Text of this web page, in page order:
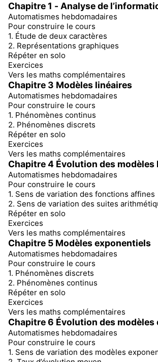
Chapitre 1 - Analyse de
Automatismes hebdomadaires
Pour construire le cours
1. Étude de deux caractères
2. Représentations graphiques
Répéter en solo
Exercices
Vers les maths complémentaires
Chapitre 3 Modèles linéaires
Automatismes hebdomadaires
Pour construire le cours
1. Phénomènes continus
2. Phénomènes discrets
Répéter en solo
Exercices
Vers les maths complémentaires
Chapitre 4 Évolution des modèles
Automatismes hebdomadaires
Pour construire le cours
1. Sens de variation des fonctions affines
2. Sens de variation des suites
Répéter en solo
Exercices
Vers les maths complémentaires
Chapitre 5 Modèles exponentiels
Automatismes hebdomadaires
Pour construire le cours
1. Phénomènes discrets
2. Phénomènes continus
Répéter en solo
Exercices
Vers les maths complémentaires
Chapitre 6 Évolution des
Automatismes hebdomadaires
Pour construire le cours
1. Sens de variation des modèles